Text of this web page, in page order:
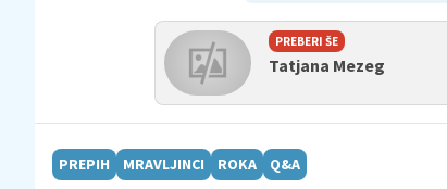
PREBERI ŠE
Tatjana Mezeg
PREPIH MRAVLJINCI ROKA Q&A